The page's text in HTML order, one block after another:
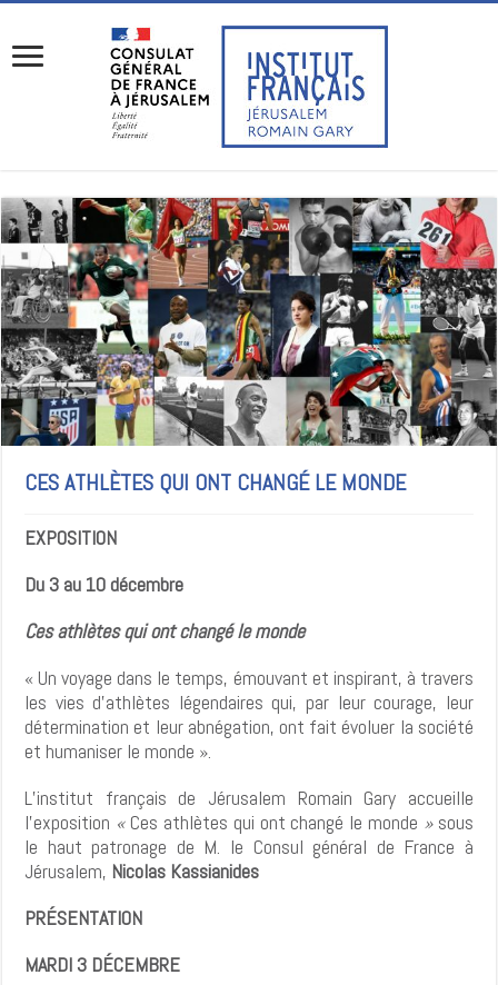
CES ATHLÈTES QUI ONT CHANGÉ LE MONDE
EXPOSITION
Du 3 au 10 décembre
Ces athlètes qui ont changé le monde
« Un voyage dans le temps, émouvant et inspirant, à travers
les vies d’athlètes légendaires qui, par leur courage, leur
détermination et leur abnégation, ont fait évoluer la société
et humaniser le monde ».
L’institut français de Jérusalem Romain Gary accueille
l’exposition « Ces athlètes qui ont changé le monde »sous
le haut patronage de M. le Consul général de France à
Jérusalem, Nicolas Kassianides
PRÉSENTATION
MARDI 3 DÉCEMBRE